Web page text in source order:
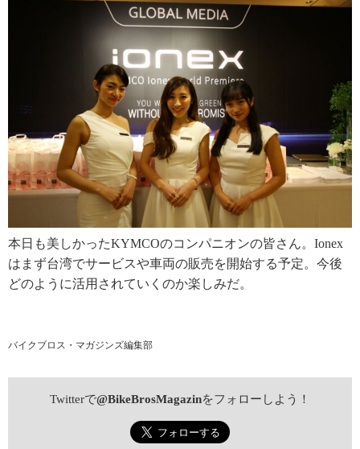
本日も美しかったKYMCOのコンパニオンの皆さん。Ionex
はまず台湾でサービスや車両の販売を開始する予定。今後
どのように活用されていくのか楽しみだ。
バイクブロス・マガジンズ編集部
Twitterで@BikeBrosMagazinをフォローしよう！